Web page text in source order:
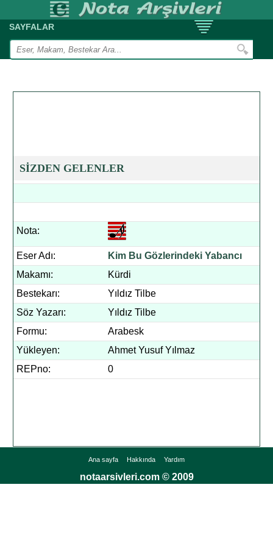
SAYFALAR
SİZDEN GELENLER
Nota:
Eser Adı:
Kim Bu Gözlerindeki Yabancı
Makamı:
Kürdi
Bestekarı:
Yıldız Tilbe
Söz Yazarı:
Yıldız Tilbe
Formu:
Arabesk
Yükleyen:
Ahmet Yusuf Yılmaz
REPno:
0
Ana sayfa Hakkında Yardım
notaarsivleri.com © 2009